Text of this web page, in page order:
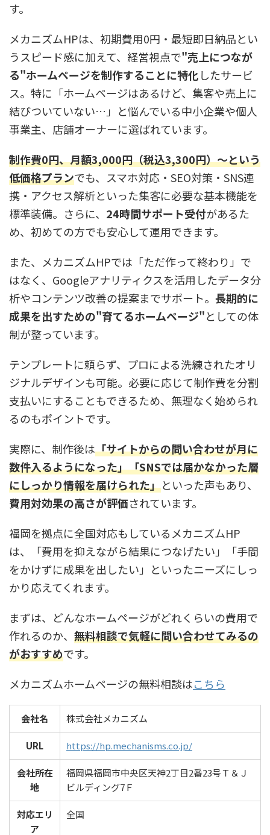
す。
メカニズムHPは、初期費用0円・最短即日納品とい
うスピード感に加えて、経営視点で"売上につなが
る"ホームページを制作することに特化したサービ
ス。特に「ホームページはあるけど、集客や売上に
結びついていない…」と悩んでいる中小企業や個人
事業主、店舗オーナーに選ばれています。
制作費0円、月額3,000円（税込3,300円）〜という
低価格プランでも、スマホ対応・SEO対策・SNS連
携・アクセス解析といった集客に必要な基本機能を
標準装備。さらに、 24時間サポート受付があるた
め、初めての方でも安心して運用できます。
また、メカニズムHPでは「ただ作って終わり」で
はなく、Googleアナリティクスを活用したデータ分
析やコンテンツ改善の提案までサポート。 長期的に
成果を出すための"育てるホームページ"としての体
制が整っています。
テンプレートに頼らず、プロによる洗練されたオリ
ジナルデザインも可能。必要に応じて制作費を分割
支払いにすることもできるため、無理なく始められ
るのもポイントです。
実際に、制作後は「サイトからの問い合わせが月に
数件入るようになった」「SNSでは届かなかった層
にしっかり情報を届けられた」といった声もあり、
費用対効果の高さが評価されています。
福岡を拠点に全国対応もしているメカニズムHP
は、「費用を抑えながら結果につなげたい」「手間
をかけずに成果を出したい」といったニーズにしっ
かり応えてくれます。
まずは、どんなホームページがどれくらいの費用で
作れるのか、 無料相談で気軽に問い合わせてみるの
がおすすめです。
メカニズムホームページの無料相談はこちら
会社名 株式会社メカニズム
URL https://hp.mechanisms.co.jp/
会社所在
地
福岡県福岡市中央区天神2丁目2番23号Ｔ＆Ｊ
ビルディング7Ｆ
対応エリ
ア
全国